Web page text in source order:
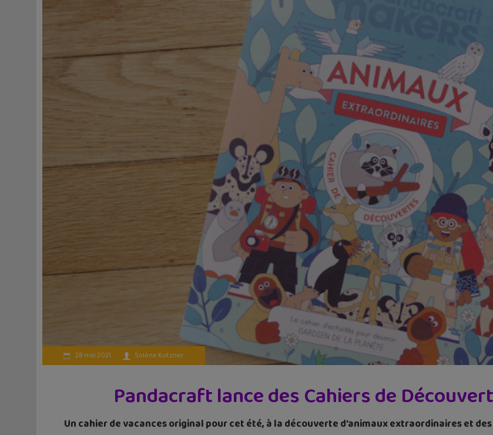
28 mai 2021 Solène Kutzner
Pandacraft lance des Cahiers de
Un cahier de vacances original pour cet été, à la découverte d’animaux extraordinaires et